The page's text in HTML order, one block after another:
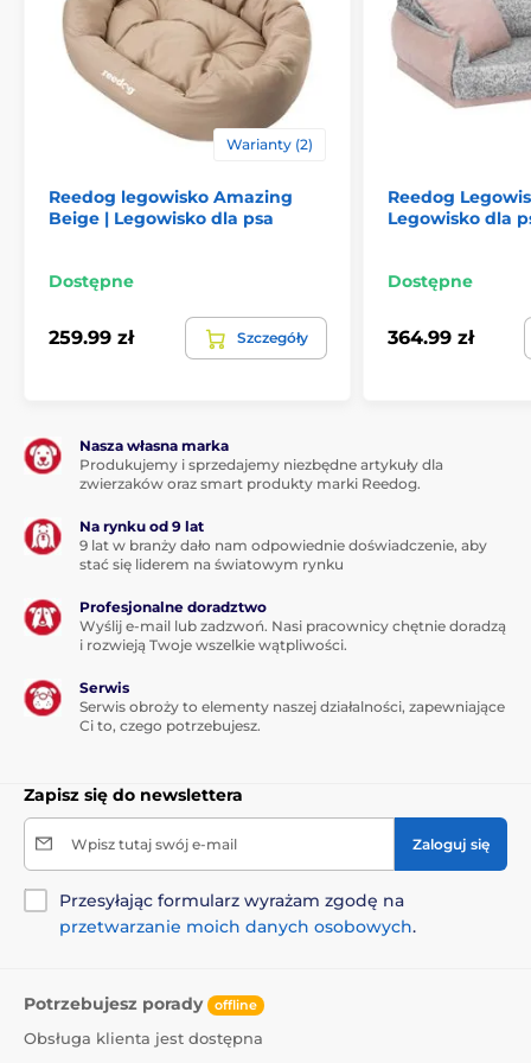
(*Nasze legowiska dla psów Reedog są szyte ręcznie,
więc rozmiar może się nieznacznie różnić, ale nie
Zalety
Łatwe czyszczenie
Certyfikaty OEKO-TEX
Wady
Brak
Zawartość opakowania
Produkt znajduje się w kategoriach
Legowiska, budy i torby Legowiska
Dla malych psów Dla średnich psów
Warianty (2)
Reedog legowisko Amazing
Beige | Legowisko dla psa
Dostępne
259.99 zł Szczegóły
Reedog
Legowisko dla
Dostępne
364.99 zł
Nasza własna marka
Produkujemy i sprzedajemy niezbędne artykuły dla
zwierzaków oraz smart produkty marki Reedog.
Na rynku od 9 lat
9 lat w branży dało nam odpowiednie doświadczenie, aby
stać się liderem na światowym rynku
Profesjonalne doradztwo
Wyślij e-mail lub zadzwoń. Nasi pracownicy chętnie doradzą
i rozwieją Twoje wszelkie wątpliwości.
Serwis
Serwis obroży to elementy naszej działalności, zapewniające
Ci to, czego potrzebujesz.
Zapisz się do newslettera
Wpisz tutaj swój e-mail Zaloguj się
Przesyłając formularz wyrażam zgodę na
przetwarzanie moich danych osobowych.
Potrzebujesz porady offline
Obsługa klienta jest dostępna